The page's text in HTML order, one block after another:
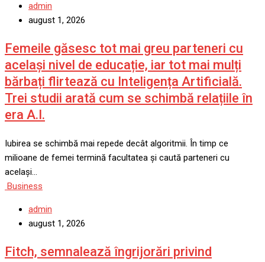
admin
august 1, 2026
Femeile găsesc tot mai greu parteneri cu
același nivel de educație, iar tot mai mulți
bărbați flirtează cu Inteligența Artificială.
Trei studii arată cum se schimbă relațiile în
era A.I.
Iubirea se schimbă mai repede decât algoritmii. În timp ce
milioane de femei termină facultatea și caută parteneri cu
același…
Business
admin
august 1, 2026
Fitch, semnalează îngrijorări privind